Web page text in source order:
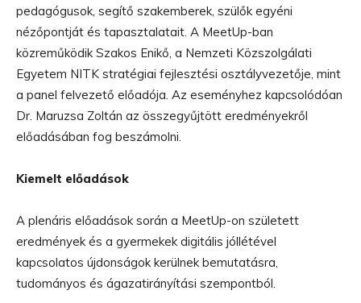
pedagógusok, segítő szakemberek, szülők egyéni
nézőpontját és tapasztalatait. A MeetUp-ban
közreműködik Szakos Enikő, a Nemzeti Közszolgálati
Egyetem NITK stratégiai fejlesztési osztályvezetője, mint
a panel felvezető előadója. Az eseményhez kapcsolódóan
Dr. Maruzsa Zoltán az összegyűjtött eredményekről
előadásában fog beszámolni.
Kiemelt előadások
A plenáris előadások során a MeetUp-on született
eredmények és a gyermekek digitális jóllétével
kapcsolatos újdonságok kerülnek bemutatásra,
tudományos és ágazatirányítási szempontból.